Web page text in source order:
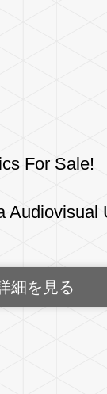
For Sale!
Audiovisual
細を見る